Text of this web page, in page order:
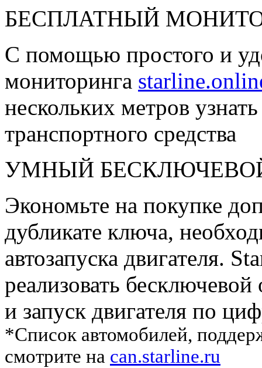
БЕСПЛАТНЫЙ
С помощью простого и
мониторинга
нескольких метров
транспортного средства
УМНЫЙ
Экономьте на покупке
дубликате ключа,
автозапуска двигателя.
реализовать
и запуск двигателя по
*Список автомобилей,
смотрите на can.starline.ru